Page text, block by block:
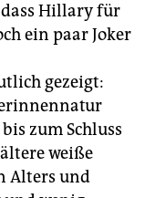
Hillary für
ein paar Joker
gezeigt:
zum Schluss
weiße
Alters und